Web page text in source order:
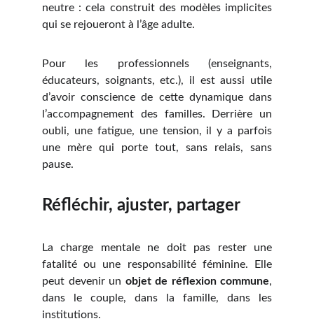
neutre : cela construit des modèles implicites
qui se rejoueront à l’âge adulte.
Pour les professionnels (enseignants,
éducateurs, soignants, etc.), il est aussi utile
d’avoir conscience de cette dynamique dans
l’accompagnement des familles. Derrière un
oubli, une fatigue, une tension, il y a parfois
une mère qui porte tout, sans relais, sans
pause.
Réfléchir, ajuster, partager
La charge mentale ne doit pas rester une
fatalité ou une responsabilité féminine. Elle
peut devenir un objet de réflexion commune,
dans le couple, dans la famille, dans les
institutions.